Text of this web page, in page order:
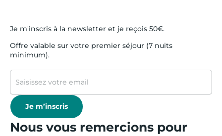
Je m'inscris à la newsletter et je reçois 50€.
Offre valable sur votre premier séjour (7 nuits
minimum).
Je m’inscris
Nous vous remercions pour